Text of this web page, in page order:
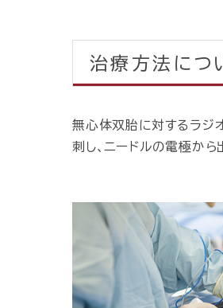
治療方法につ
無心体双胎に対するラジ
刺し、ニードルの電極か